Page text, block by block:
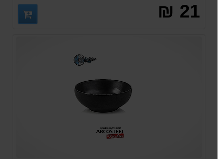
21 ₪